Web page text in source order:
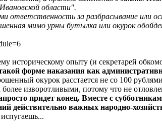
области".
за разбрасывание или
мимо урны бутылка или окурок
историческому опыту (и секретарей
форме наказания как
окурок расстается не со 100
изворотливыми, потому что не
придет конец. Вместе с
действительно важных народно-